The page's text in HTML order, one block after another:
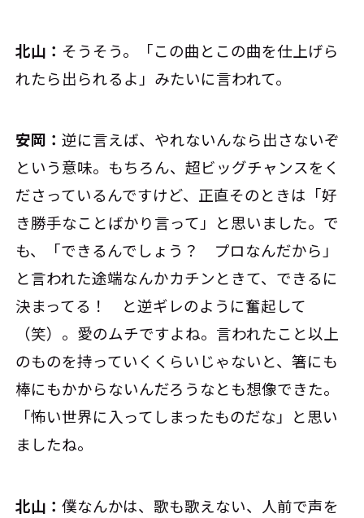
北山： そうそう。「この曲とこの曲を仕上げら
れたら出られるよ」みたいに言われて。
安岡：逆に言えば、やれないんなら出さないぞ
という意味。もちろん、超ビッグチャンスをく
ださっているんですけど、正直そのときは「好
き勝手なことばかり言って」と思いました。で
も、「できるんでしょう？ プロなんだから」
と言われた途端なんかカチンときて、できるに
決まってる！ と逆ギレのように奮起して
（笑）。愛のムチですよね。言われたこと以上
のものを持っていくくらいじゃないと、箸にも
棒にもかからないんだろうなとも想像できた。
「怖い世界に入ってしまったものだな」と思い
ましたね。
北山：僕なんかは、歌も歌えない、人前で声を